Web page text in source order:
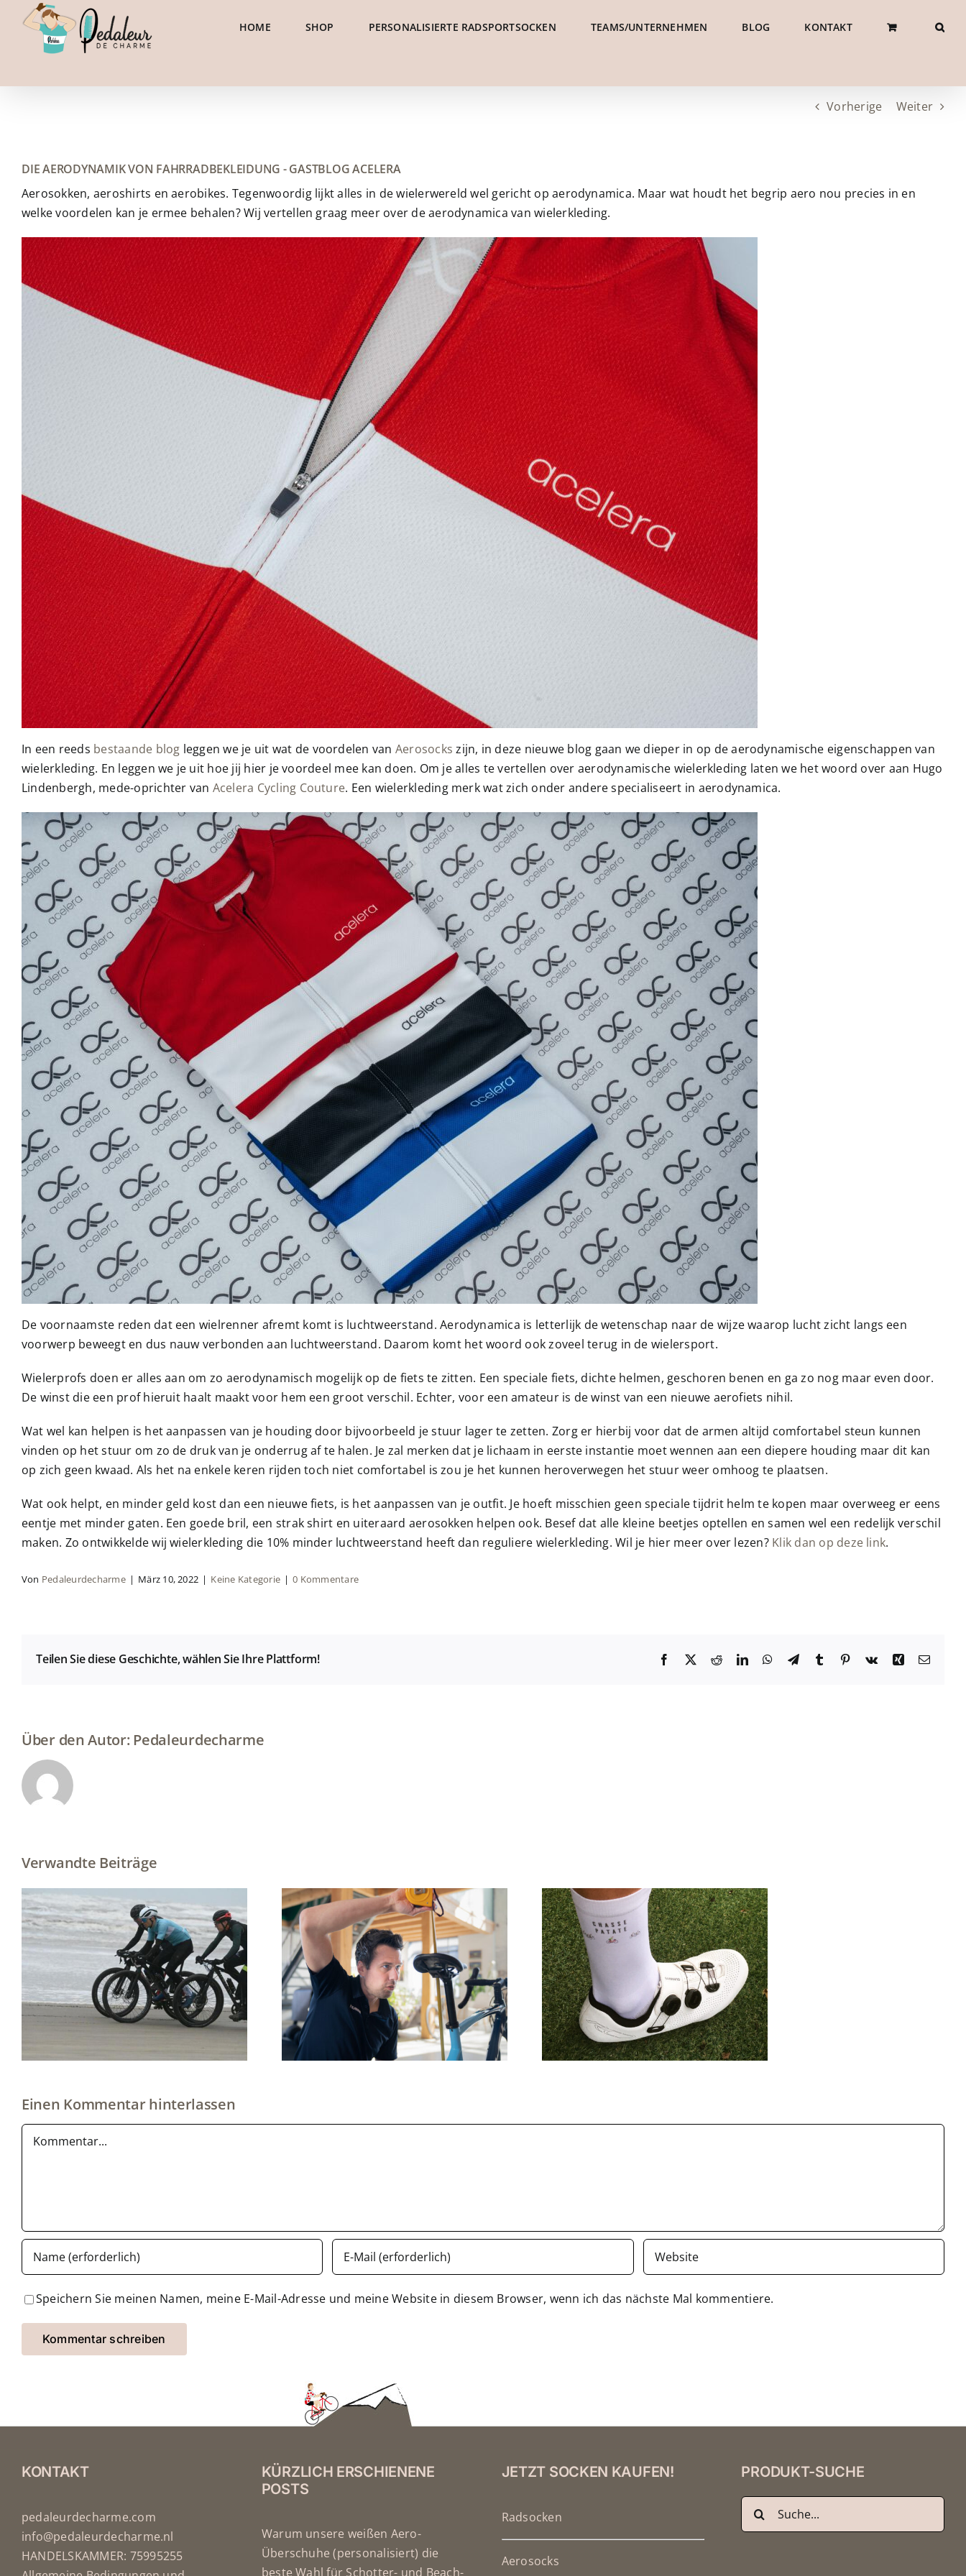
Inhalt
springen
HOME SHOP PERSONALISIERTE RADSPORTSOCKEN TEAMS/UNTERNEHMEN BLOG KONTAKT
Vorherige Weiter
DIE AERODYNAMIK VON FAHRRADBEKLEIDUNG - GASTBLOG ACELERA
Aerosokken, aeroshirts en aerobikes. Tegenwoordig lijkt alles in de wielerwereld wel gericht op aerodynamica. Maar wat houdt het begrip aero nou precies in en
welke voordelen kan je ermee behalen? Wij vertellen graag meer over de aerodynamica van wielerkleding.
In een reeds bestaande blog leggen we je uit wat de voordelen van Aerosocks zijn, in deze nieuwe blog gaan we dieper in op de aerodynamische eigenschappen van
wielerkleding. En leggen we je uit hoe jij hier je voordeel mee kan doen. Om je alles te vertellen over aerodynamische wielerkleding laten we het woord over aan Hugo
Lindenbergh, mede-oprichter van Acelera Cycling Couture. Een wielerkleding merk wat zich onder andere specialiseert in aerodynamica.
De voornaamste reden dat een wielrenner afremt komt is luchtweerstand. Aerodynamica is letterlijk de wetenschap naar de wijze waarop lucht zicht langs een
voorwerp beweegt en dus nauw verbonden aan luchtweerstand. Daarom komt het woord ook zoveel terug in de wielersport.
Wielerprofs doen er alles aan om zo aerodynamisch mogelijk op de fiets te zitten. Een speciale fiets, dichte helmen, geschoren benen en ga zo nog maar even door.
De winst die een prof hieruit haalt maakt voor hem een groot verschil. Echter, voor een amateur is de winst van een nieuwe aerofiets nihil.
Wat wel kan helpen is het aanpassen van je houding door bijvoorbeeld je stuur lager te zetten. Zorg er hierbij voor dat de armen altijd comfortabel steun kunnen
vinden op het stuur om zo de druk van je onderrug af te halen. Je zal merken dat je lichaam in eerste instantie moet wennen aan een diepere houding maar dit kan
op zich geen kwaad. Als het na enkele keren rijden toch niet comfortabel is zou je het kunnen heroverwegen het stuur weer omhoog te plaatsen.
Wat ook helpt, en minder geld kost dan een nieuwe fiets, is het aanpassen van je outfit. Je hoeft misschien geen speciale tijdrit helm te kopen maar overweeg er eens
eentje met minder gaten. Een goede bril, een strak shirt en uiteraard aerosokken helpen ook. Besef dat alle kleine beetjes optellen en samen wel een redelijk verschil
maken. Zo ontwikkelde wij wielerkleding die 10% minder luchtweerstand heeft dan reguliere wielerkleding. Wil je hier meer over lezen? Klik dan op deze link.
Von Pedaleurdecharme | März 10, 2022 | Keine Kategorie | 0 Kommentare
Teilen Sie diese Geschichte, wählen Sie Ihre Plattform! Facebook
X RedditLinkedInWhatsApp
Telegramm
Tumblr Pinterest
Vk Xing E-
Über den Autor: Pedaleurdecharme
Verwandte Beiträge
Gast-Blog: Physio Bikefitting Was bedeutet "Chasse Patate"?
Einen Kommentar hinterlassen
Kommentar
Speichern Sie meinen Namen, meine E-Mail-Adresse und meine Website in diesem Browser, wenn ich das nächste Mal kommentiere.
KONTAKT
pedaleurdecharme.com
info@pedaleurdecharme.nl
HANDELSKAMMER: 75995255
KÜRZLICH ERSCHIENENE
POSTS
Warum unsere weißen Aero-
Überschuhe (personalisiert) die
beste Wahl für Schotter- und Beach-
JETZT SOCKEN KAUFEN!
Radsocken
Aerosocks
PRODUKT-SUCHE
Suche
nach: